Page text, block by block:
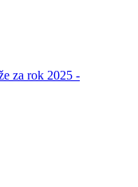
za rok 2025 -